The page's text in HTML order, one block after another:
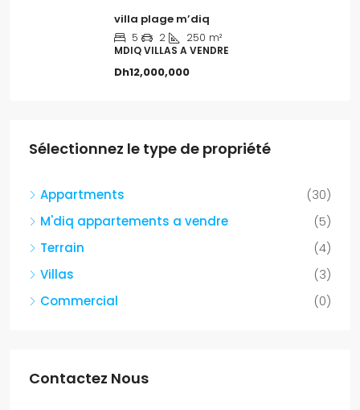
villa plage m’diq
5 2 250 m²
MDIQ VILLAS A VENDRE
Dh12,000,000
Sélectionnez le type de propriété
Appartments
(30)
M'diq appartements a vendre
(5)
Terrain
(4)
Villas
(3)
Commercial
(0)
Contactez Nous